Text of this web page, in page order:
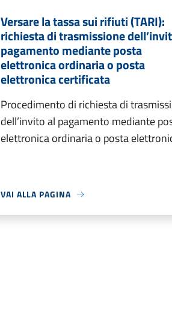
Versare la tassa sui rifiuti (TARI):
richiesta di trasmissione
pagamento mediante posta
elettronica ordinaria o posta
elettronica certificata
Procedimento di richiesta di
dell’invito al pagamento mediante
elettronica ordinaria o posta
VAI ALLA PAGINA